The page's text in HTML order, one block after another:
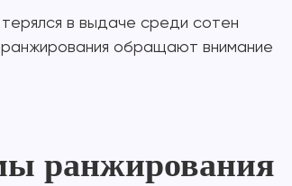
в выдаче среди сотен
ранжирования обращают внимание
ранжирования